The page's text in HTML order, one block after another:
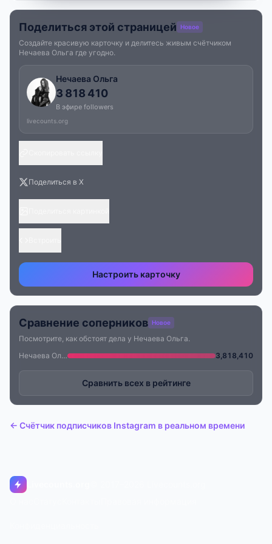
Поделиться этой страницей Новое
Создайте красивую карточку и делитесь живым счётчиком
Нечаева Ольга где угодно.
Нечаева Ольга
3 818 410
В эфире followers
livecounts.org
Поделиться в X
Настроить карточку
Сравнение соперников Новое
Посмотрите, как обстоят дела у Нечаева Ольга.
Нечаева Ольга
3,818,410
Сравнить всех в рейтинге
← Счётчик подписчиков Instagram в реальном времени